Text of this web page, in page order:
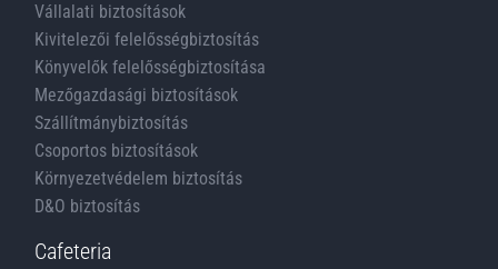
Vállalati biztosítások
Kivitelezői felelősségbiztosítás
Könyvelők felelősségbiztosítása
Mezőgazdasági biztosítások
Szállítmánybiztosítás
Csoportos biztosítások
Környezetvédelem biztosítás
D&O biztosítás
Cafeteria